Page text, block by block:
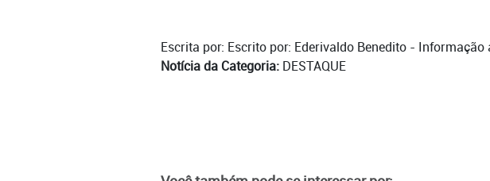
Escrita por: Escrito por: Ederivaldo Benedito -
Notícia da Categoria: DESTAQUE